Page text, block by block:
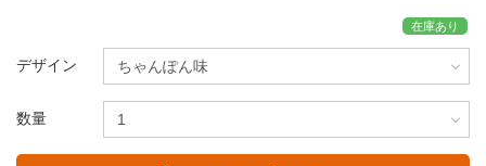
在庫あり
デザイン
数量